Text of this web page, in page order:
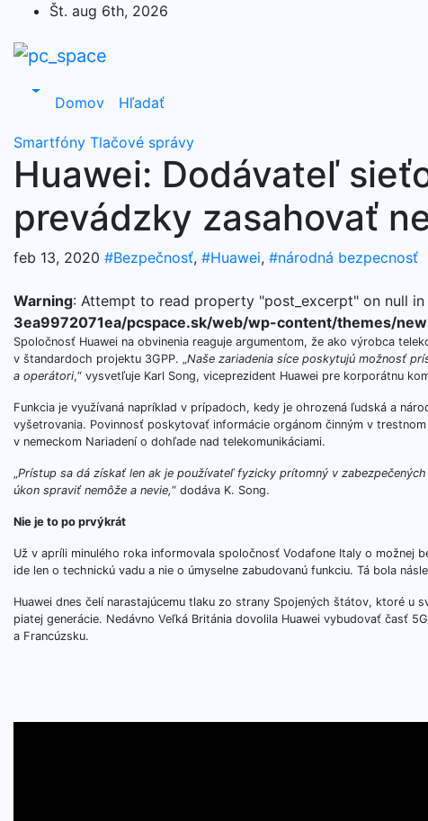
content
Št. aug 6th, 2026
Domov Hľadať
Smartfóny Tlačové správy
Huawei: Dodávateľ
prevádzky zasahovať
feb 13, 2020 #Bezpečnosť, #Huawei, #národná bezpecnosť
Warning: Attempt to read property "post_excerpt" on null in
3ea9972071ea/pcspace.sk/web/wp-content/themes/
Spoločnosť Huawei na obvinenia reaguje argumentom, že ako výrobca
v štandardoch projektu 3GPP. „Naše zariadenia síce poskytujú možnosť
a operátori,“ vysvetľuje Karl Song, viceprezident Huawei pre korporátnu
Funkcia je využívaná napríklad v prípadoch, kedy je ohrozená ľudská a
vyšetrovania. Povinnosť poskytovať informácie orgánom činným v
v nemeckom Nariadení o dohľade nad telekomunikáciami.
„Prístup sa dá získať len ak je používateľ fyzicky prítomný v
úkon spraviť nemôže a nevie,“ dodáva K. Song.
Nie je to po prvýkrát
Už v apríli minulého roka informovala spoločnosť Vodafone Italy o možnej
ide len o technickú vadu a nie o úmyselne zabudovanú funkciu. Tá bola
Huawei dnes čelí narastajúcemu tlaku zo strany Spojených štátov, ktoré
piatej generácie. Nedávno Veľká Británia dovolila Huawei vybudovať časť
a Francúzsku.